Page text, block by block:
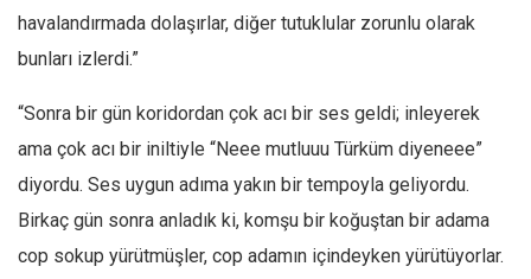
havalandırmada dolaşırlar, diğer tutuklular zorunlu olarak
bunları izlerdi.”
“Sonra bir gün koridordan çok acı bir ses geldi; inleyerek
ama çok acı bir iniltiyle “Neee mutluuu Türküm diyeneee”
diyordu. Ses uygun adıma yakın bir tempoyla geliyordu.
Birkaç gün sonra anladık ki, komşu bir koğuştan bir adama
cop sokup yürütmüşler, cop adamın içindeyken yürütüyorlar.